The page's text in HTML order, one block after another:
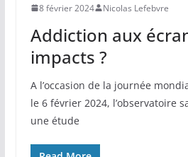
8 février 2024 Nicolas Lefebvre
Addiction aux
impacts ?
A l’occasion de la journée
le 6 février 2024, l’observatoire
une étude